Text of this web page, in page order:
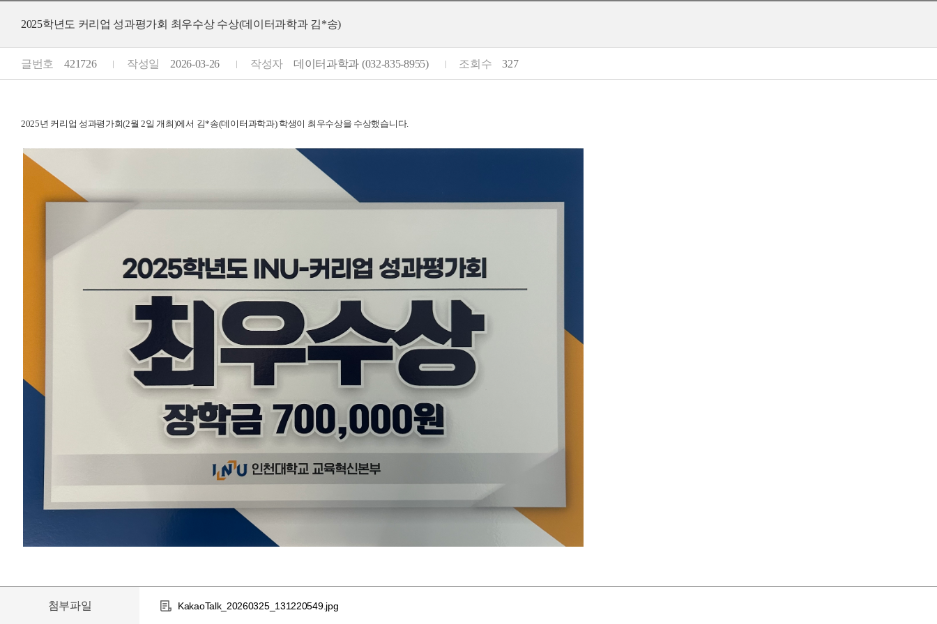
2025학년도 커리업 성과평가회 최우수상 수상(데이터과학과 김*송)
글번호 421726 작성일 2026-03-26 작성자 데이터과학과 (032-835-8955) 조회수 327
2025년 커리업 성과평가회(2월 2일 개최)에서 김*송(데이터과학과) 학생이 최우수상을 수상했습니다.
첨부파일 KakaoTalk_20260325_131220549.jpg